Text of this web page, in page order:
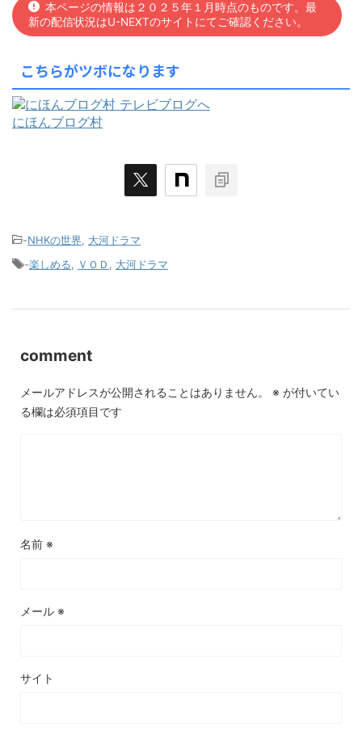
本ページの情報は２０２５年１月時点のものです。最
新の配信状況はU-NEXTのサイトにてご確認ください。
こちらがツボになります
にほんブログ村
-NHKの世界, 大河ドラマ
-楽しめる, ＶＯＤ , 大河ドラマ
comment
メールアドレスが公開されることはありません。 ※ が付いてい
る欄は必須項目です
名前 ※
メール ※
サイト